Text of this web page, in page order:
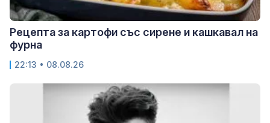
Рецепта за картофи със сирене и кашкавал на
фурна
22:13 • 08.08.26